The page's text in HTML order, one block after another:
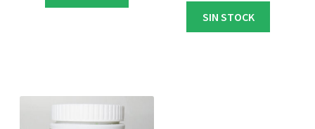
SIN STOCK